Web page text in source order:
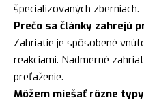
špecializovaných zberniach.
Prečo sa články zahrejú
Zahriatie je spôsobené
reakciami. Nadmerné
preťaženie.
Môžem miešať rôzne